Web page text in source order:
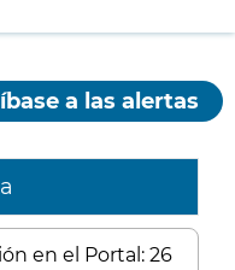
a las alertas
en el Portal: 26